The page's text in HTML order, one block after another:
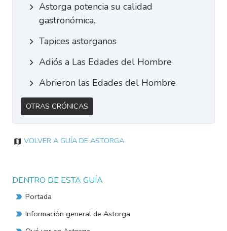
Astorga potencia su calidad
gastronómica.
Tapices astorganos
Adiós a Las Edades del Hombre
Abrieron las Edades del Hombre
Otras Crónicas
Volver a Guía de Astorga
DENTRO DE ESTA GUÍA
Portada
Información general de Astorga